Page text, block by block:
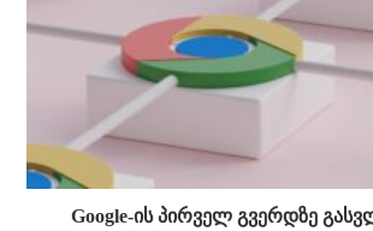
Google-ის პირველ გვერდზე